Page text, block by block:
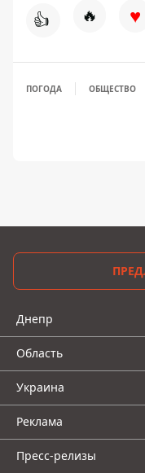
👍 🔥 ♥
ПОГОДА ОБЩЕСТВО
Днепр
Область
Украина
Реклама
Пресс-релизы